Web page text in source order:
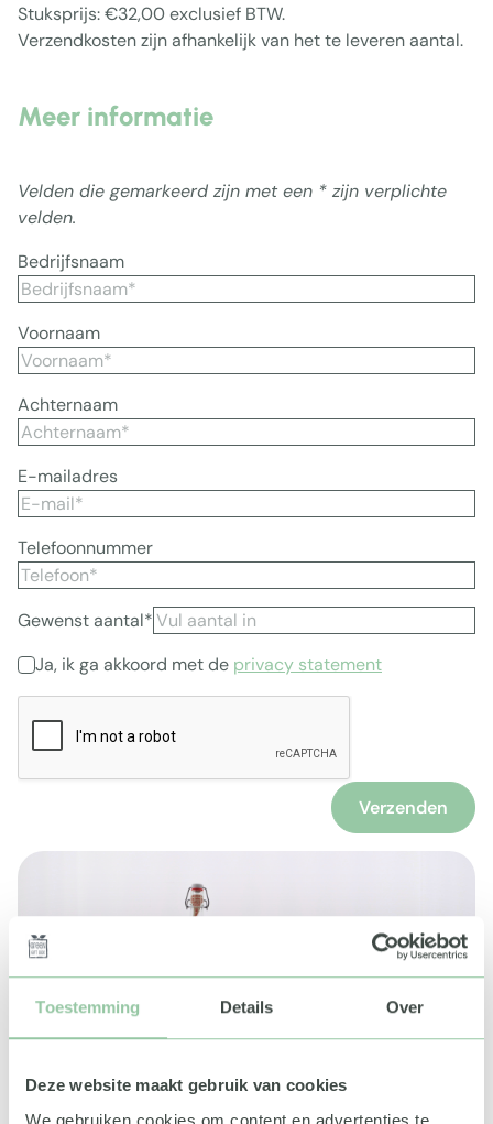
Toestemming Details Over
Deze website maakt gebruik van cookies
We gebruiken cookies om content en advertenties te
Stuksprijs: €32,00 exclusief BTW.
Verzendkosten zijn afhankelijk van het te leveren aantal.
Meer informatie
Velden die gemarkeerd zijn met een * zijn verplichte
velden.
Bedrijfsnaam
Voornaam
Achternaam
E-mailadres
Telefoonnummer
Gewenst aantal*
Ja, ik ga akkoord met de privacy statement
Verzenden